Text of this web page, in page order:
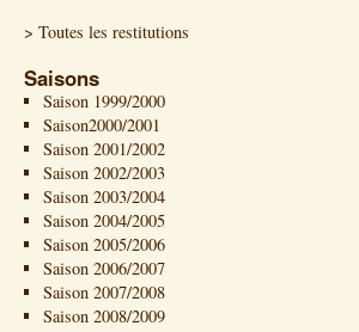
> Toutes les restitutions
Saisons
Saison 1999/2000
Saison2000/2001
Saison 2001/2002
Saison 2002/2003
Saison 2003/2004
Saison 2004/2005
Saison 2005/2006
Saison 2006/2007
Saison 2007/2008
Saison 2008/2009